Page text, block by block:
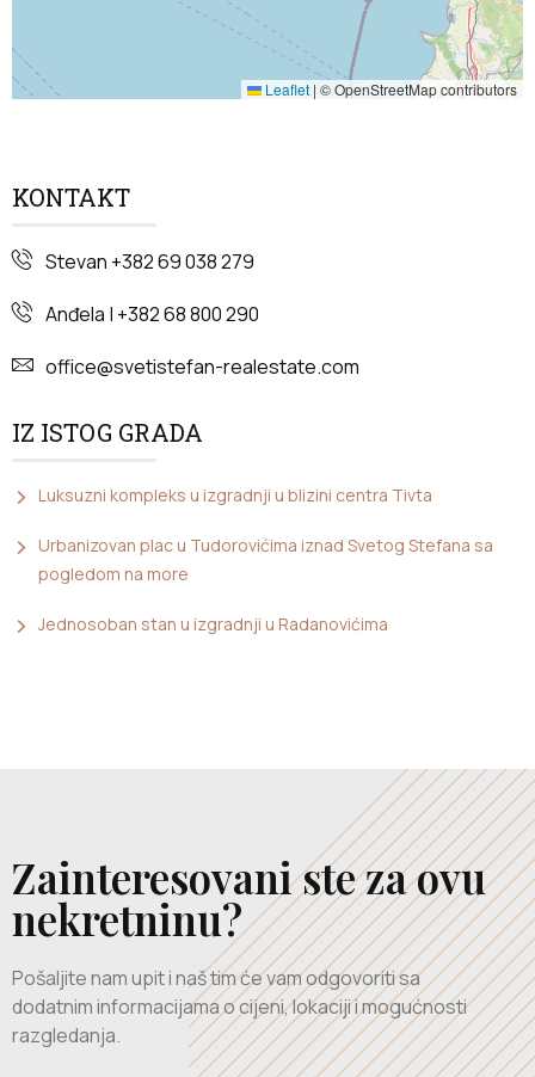
Leaflet | © OpenStreetMap contributors
KONTAKT
Stevan +382 69 038 279
Anđela | +382 68 800 290
office@svetistefan-realestate.com
IZ ISTOG GRADA
Luksuzni kompleks u izgradnji u blizini centra Tivta
Urbanizovan plac u Tudorovićima iznad Svetog Stefana sa
pogledom na more
Jednosoban stan u izgradnji u Radanovićima
Zainteresovani ste za ovu
nekretninu?
Pošaljite nam upit i naš tim će vam odgovoriti sa
dodatnim informacijama o cijeni, lokaciji i mogućnosti
razgledanja.